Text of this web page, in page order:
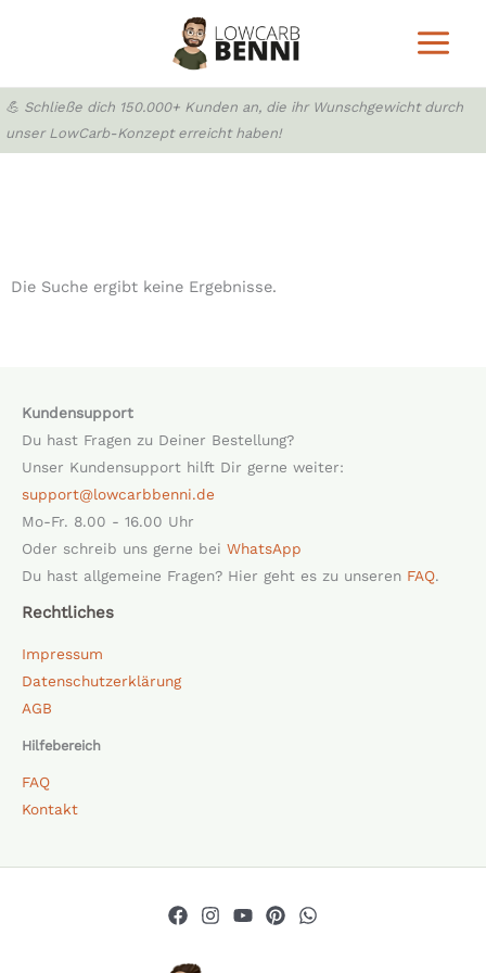
💪 Schließe dich 150.000+ Kunden an, die ihr Wunschgewicht durch
unser LowCarb-Konzept erreicht haben!
Die Suche ergibt keine Ergebnisse.
Kundensupport
Du hast Fragen zu Deiner Bestellung?
Unser Kundensupport hilft Dir gerne weiter:
support@lowcarbbenni.de
Mo-Fr. 8.00 - 16.00 Uhr
Oder schreib uns gerne bei WhatsApp
Du hast allgemeine Fragen? Hier geht es zu unseren FAQ.
Rechtliches
Impressum
Datenschutzerklärung
AGB
Hilfebereich
FAQ
Kontakt